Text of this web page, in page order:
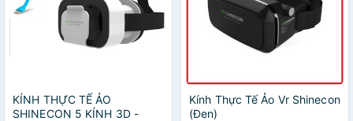
KÍNH THỰC TẾ ẢO
SHINECON 5 KÍNH 3D -
Kính Thực Tế Ảo Vr Shinecon
(Đen)